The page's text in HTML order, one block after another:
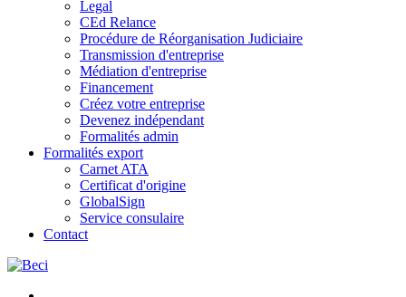
Legal
CEd Relance
Procédure de Réorganisation Judiciaire
Transmission d'entreprise
Médiation d'entreprise
Financement
Créez votre entreprise
Devenez indépendant
Formalités admin
Formalités export
Carnet ATA
Certificat d'origine
GlobalSign
Service consulaire
Contact